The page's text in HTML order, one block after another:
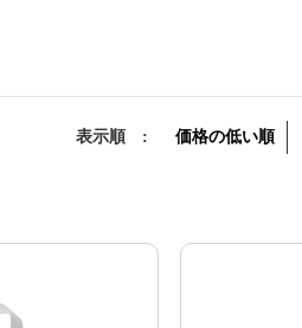
表示順 : 価格の低い順